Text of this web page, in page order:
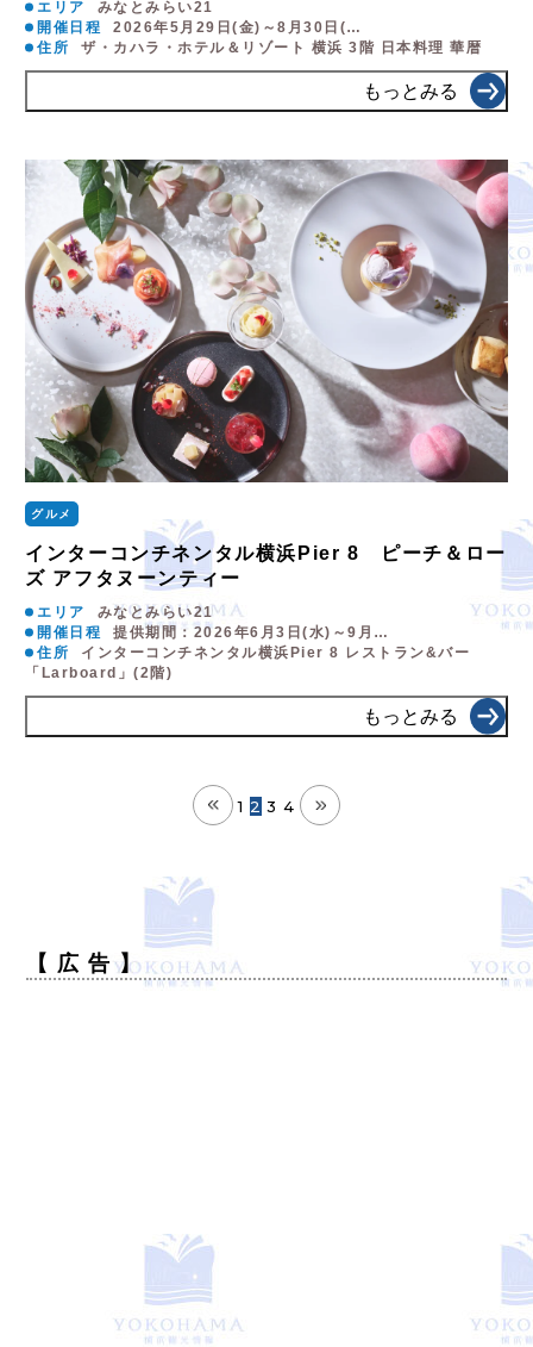
エリア
みなとみらい21
開催日程
2026年5月29日(金)～8月30日(…
住所
ザ・カハラ・ホテル＆リゾート 横浜 3階 日本料理 華暦
もっとみる
グルメ
インターコンチネンタル横浜Pier 8 ピーチ＆ロー
ズ アフタヌーンティー
エリア
みなとみらい21
開催日程
提供期間：2026年6月3日(水)～9月…
住所
インターコンチネンタル横浜Pier 8 レストラン&バー
「Larboard」(2階)
もっとみる
1 2 3 4
【 広 告 】